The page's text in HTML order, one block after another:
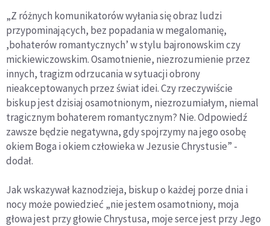
„Z różnych komunikatorów wyłania się obraz ludzi
przypominających, bez popadania w megalomanię,
,bohaterów romantycznych’ w stylu bajronowskim czy
mickiewiczowskim. Osamotnienie, niezrozumienie przez
innych, tragizm odrzucania w sytuacji obrony
nieakceptowanych przez świat idei. Czy rzeczywiście
biskup jest dzisiaj osamotnionym, niezrozumiałym, niemal
tragicznym bohaterem romantycznym? Nie. Odpowiedź
zawsze będzie negatywna, gdy spojrzymy na jego osobę
okiem Boga i okiem człowieka w Jezusie Chrystusie” -
dodał.
Jak wskazywał kaznodzieja, biskup o każdej porze dnia i
nocy może powiedzieć „nie jestem osamotniony, moja
głowa jest przy głowie Chrystusa, moje serce jest przy Jego